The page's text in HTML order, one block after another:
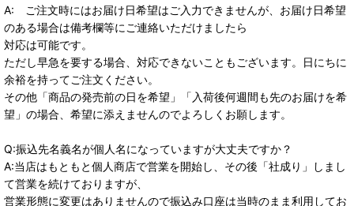
A: ご注文時にはお届け日希望はご入力できませんが、お届け日希望
のある場合は備考欄等にご連絡いただけましたら
対応は可能です。
ただし早急を要する場合、対応できないこともございます。日にちに
余裕を持ってご注文ください。
その他「商品の発売前の日を希望」「入荷後何週間も先のお届けを希
望」の場合、希望に添えませんのでよろしくお願します。
Q:振込先名義名が個人名になっていますが大丈夫ですか？
A:当店はもともと個人商店で営業を開始し、その後「社成り」しまし
て営業を続けておりますが、
営業形態に変更はありませんので振込み口座は当時のまま利用してお